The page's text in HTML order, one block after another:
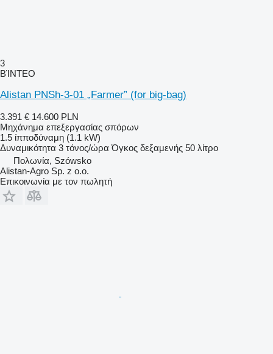
3
ΒΊΝΤΕΟ
Alistan PNSh-3-01 „Farmer” (for big-bag)
3.391 € 14.600 PLN
Μηχάνημα επεξεργασίας σπόρων
1.5 ίπποδύναμη (1.1 kW)
Δυναμικότητα 3 τόνος/ώρα Όγκος δεξαμενής 50 λίτρο
Πολωνία, Szówsko
Alistan-Agro Sp. z o.o.
Επικοινωνία με τον πωλητή